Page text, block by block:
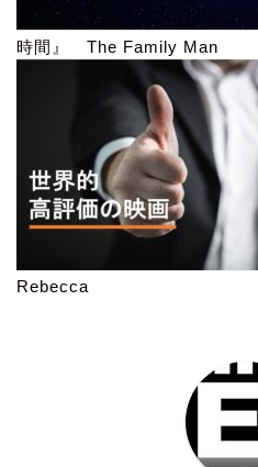
時間』 The Family Man
Rebecca